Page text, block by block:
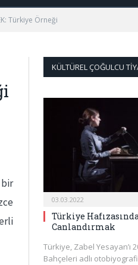
Türkiye Örneği
KÜLTÜREL ÇOĞULCU
03.03.2022
Türkiye Hafızasında
Canlandırmak
Türkiye, Zabel Yesayan’ı
Bahçeleri adlı